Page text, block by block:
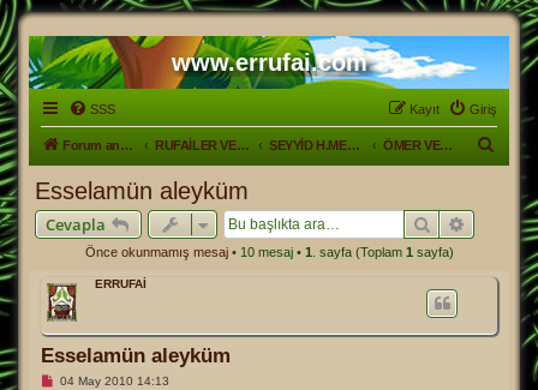
www.errufai.com
SSS Giriş
Kayıt
Forum ana sayfa RUFAİLER VE HAYATLARI SEYYİD H.MEVLÜT BABA HZ'nin YETİŞTİRDİĞİ ŞAHSİYETLER ÖMER VE VAHAP EFNDİ
Esselamün aleyküm
Cevapla Ara
Önce okunmamış mesaj• 10 mesaj • 1 . sayfa (Toplam 1 sayfa)
ERRUFAİ
Esselamün aleyküm
O04 May 2010 14:13